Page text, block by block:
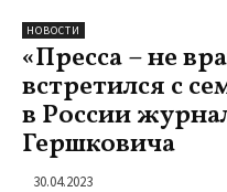
НОВОСТИ
«Пресса – не
встретился с
в России
Гершковича
30.04.2023